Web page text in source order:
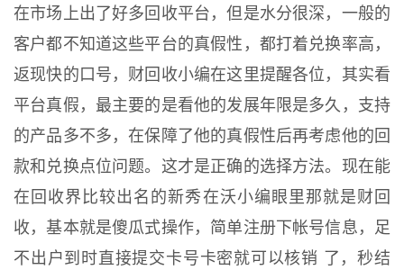
在市场上出了好多回收平台，但是水分很深，一般的
客户都不知道这些平台的真假性，都打着兑换率高，
返现快的口号，财回收小编在这里提醒各位，其实看
平台真假，最主要的是看他的发展年限是多久，支持
的产品多不多，在保障了他的真假性后再考虑他的回
款和兑换点位问题。这才是正确的选择方法。现在能
在回收界比较出名的新秀在沃小编眼里那就是财回
收，基本就是傻瓜式操作，简单注册下帐号信息，足
不出户到时直接提交卡号卡密就可以核销 了，秒结